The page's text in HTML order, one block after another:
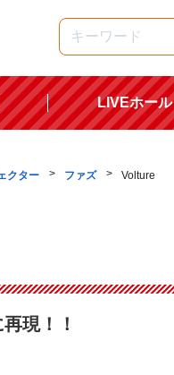
LIVEホール
クター ファズ Volture
現！！